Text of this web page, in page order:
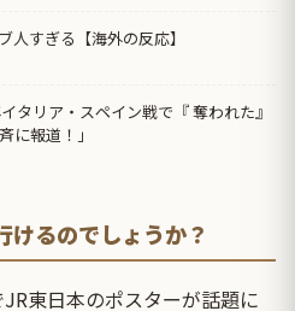
人すぎる【海外の反応】
タリア・スペイン戦で『 奪われた』
に報道！」
けるのでしょうか？
東日本のポスターが話題に